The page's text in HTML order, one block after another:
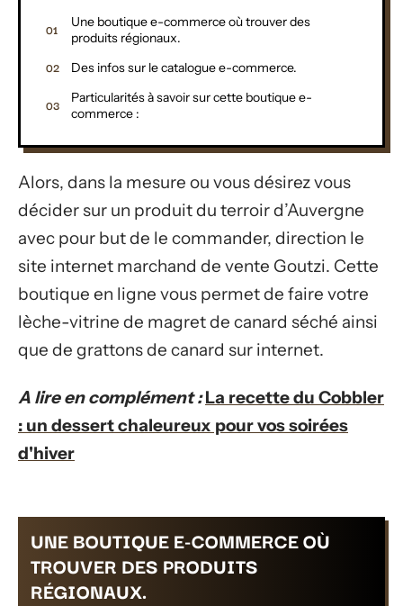
Une boutique e-commerce où trouver des
produits régionaux.
Des infos sur le catalogue e-commerce.
Particularités à savoir sur cette boutique e-
commerce :
Alors, dans la mesure ou vous désirez vous
décider sur un produit du terroir d’Auvergne
avec pour but de le commander, direction le
site internet marchand de vente Goutzi. Cette
boutique en ligne vous permet de faire votre
lèche-vitrine de magret de canard séché ainsi
que de grattons de canard sur internet.
A lire en complément : La recette du Cobbler
: un dessert chaleureux pour vos soirées
d'hiver
UNE BOUTIQUE E-COMMERCE OÙ
TROUVER DES PRODUITS
RÉGIONAUX.